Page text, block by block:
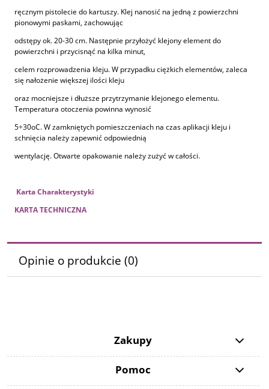
ręcznym pistolecie do kartuszy. Klej nanosić na jedną z powierzchni
pionowymi paskami, zachowując
odstępy ok. 20-30 cm. Następnie przyłożyć klejony element do
powierzchni i przycisnąć na kilka minut,
celem rozprowadzenia kleju. W przypadku ciężkich elementów, zaleca
się nałożenie większej ilości kleju
oraz mocniejsze i dłuższe przytrzymanie klejonego elementu.
Temperatura otoczenia powinna wynosić
5÷30oC. W zamkniętych pomieszczeniach na czas aplikacji kleju i
schnięcia należy zapewnić odpowiednią
wentylację. Otwarte opakowanie należy zużyć w całości.
Karta Charakterystyki
KARTA TECHNICZNA
Opinie o produkcie (0)
Zakupy
Pomoc